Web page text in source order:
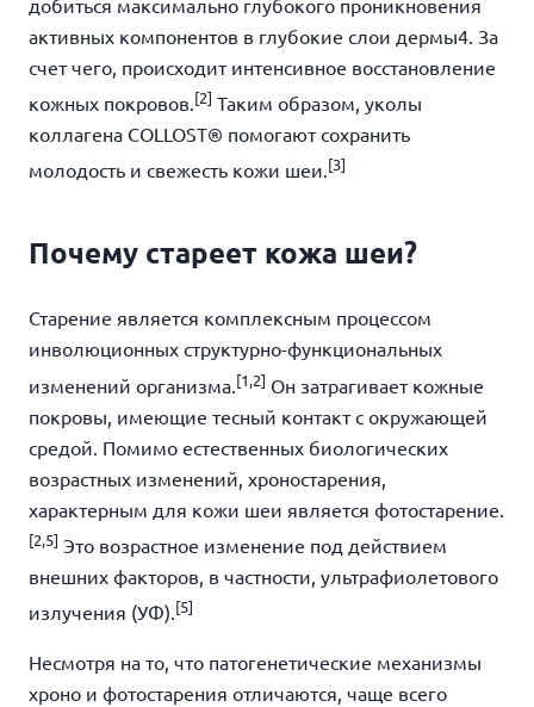
добиться максимально глубокого проникновения
активных компонентов в глубокие слои дермы4. За
счет чего, происходит интенсивное восстановление
кожных покровов.[2] Таким образом, уколы
коллагена СOLLOST® помогаютсохранить
молодость и свежесть кожи шеи. [3]
Почему стареет кожа шеи?
Старение является комплексным процессом
инволюционных структурно-функциональных
изменений организма.[1,2] Он затрагивает кожные
покровы, имеющие тесный контакт с окружающей
средой. Помимо естественных биологических
возрастных изменений, хроностарения,
характерным для кожи шеи является фотостарение.
[2,5] Это возрастное изменение под действием
внешних факторов, в частности, ультрафиолетового
излучения (УФ). [5]
Несмотря на то, что патогенетические механизмы
хроно и фотостарения отличаются, чаще всего